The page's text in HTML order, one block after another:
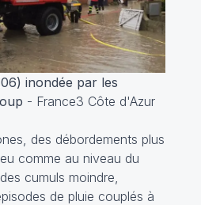
inondée par les
- France3 Côte d'Azur
des débordements plus
comme au niveau du
cumuls moindre,
de pluie couplés à